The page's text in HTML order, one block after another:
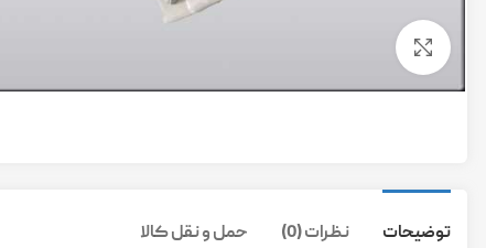
توضیحات نظرات (0)
حمل و نقل کالا